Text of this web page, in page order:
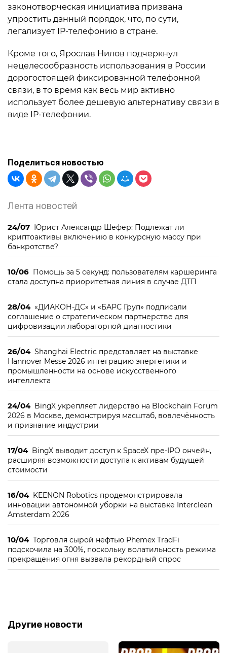
законотворческая инициатива призвана
упростить данный порядок, что, по сути,
легализует IP-телефонию в стране.
Кроме того, Ярослав Нилов подчеркнул
нецелесообразность использования в России
дорогостоящей фиксированной телефонной
связи, в то время как весь мир активно
использует более дешевую альтернативу связи в
виде IP-телефонии.
Поделиться новостью
Лента новостей
24/07 Юрист Александр Шефер: Подлежат ли
криптоактивы включению в конкурсную массу при
банкротстве?
10/06 Помощь за 5 секунд: пользователям каршеринга
стала доступна приоритетная линия в случае ДТП
28/04 «ДИАКОН-ДС» и «БАРС Груп» подписали
соглашение о стратегическом партнерстве для
цифровизации лабораторной диагностики
26/04 Shanghai Electric представляет на выставке
Hannover Messe 2026 интеграцию энергетики и
промышленности на основе искусственного
интеллекта
24/04 BingX укрепляет лидерство на Blockchain Forum
2026 в Москве, демонстрируя масштаб, вовлечённость
и признание индустрии
17/04 BingX выводит доступ к SpaceX пре-IPO ончейн,
расширяя возможности доступа к активам будущей
стоимости
16/04 KEENON Robotics продемонстрировала
инновации автономной уборки на выставке Interclean
Amsterdam 2026
10/04 Торговля сырой нефтью Phemex TradFi
подскочила на 300%, поскольку волатильность режима
прекращения огня вызвала рекордный спрос
Другие новости